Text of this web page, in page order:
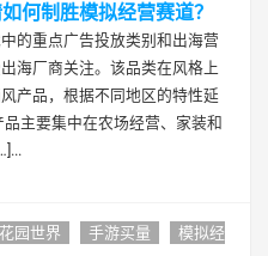
何制胜模拟经营赛道？
的重点广告投放类别和出海营
海厂商关注。该品类在风格上
产品，根据不同地区的特性延
主要集中在农场经营、家装和
园世界 手游买量
模拟经